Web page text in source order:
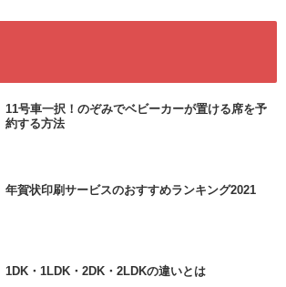
11号車一択！のぞみでベビーカーが置ける席を予
約する方法
年賀状印刷サービスのおすすめランキング2021
1DK・1LDK・2DK・2LDKの違いとは